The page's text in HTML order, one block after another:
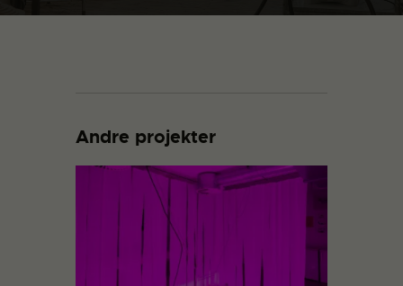
Andre projekter